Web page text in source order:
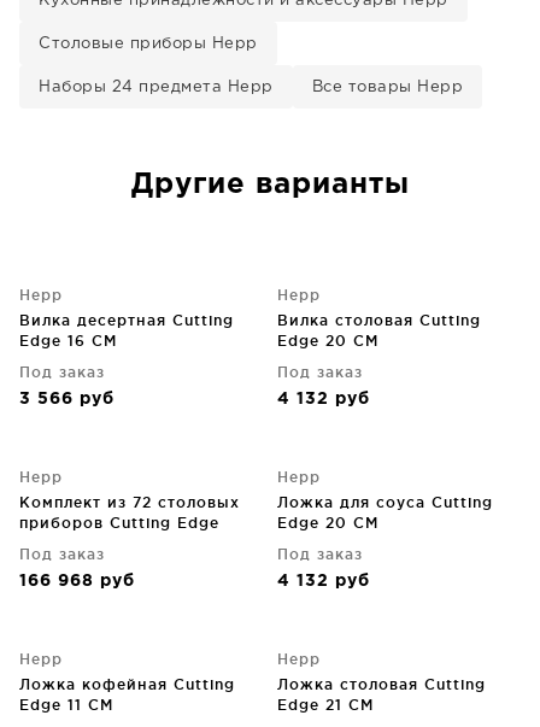
Столовые приборы Hepp
Наборы 24 предмета Hepp Все товары Hepp
Другие варианты
Hepp
Вилка десертная Cutting
Edge 16 CM
Под заказ
3 566 руб
Hepp
Вилка столовая Cutting
Edge 20 CM
Под заказ
4 132 руб
Hepp
Комплект из 72 столовых
приборов Cutting Edge
Под заказ
166 968 руб
Hepp
Ложка для соуса Cutting
Edge 20 CM
Под заказ
4 132 руб
Hepp
Ложка кофейная Cutting
Edge 11 CM
Hepp
Ложка столовая Cutting
Edge 21 CM